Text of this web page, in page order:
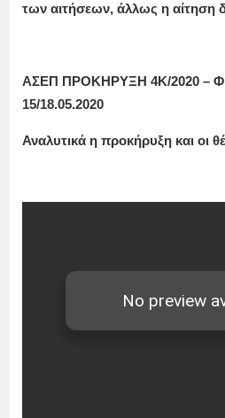
των αιτήσεων, άλλως η αίτηση
ΑΣΕΠ ΠΡΟΚΗΡΥΞΗ 4Κ/2020 –
15/18.05.2020
Αναλυτικά η προκήρυξη και οι